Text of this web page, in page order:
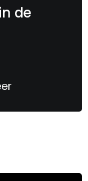
in de